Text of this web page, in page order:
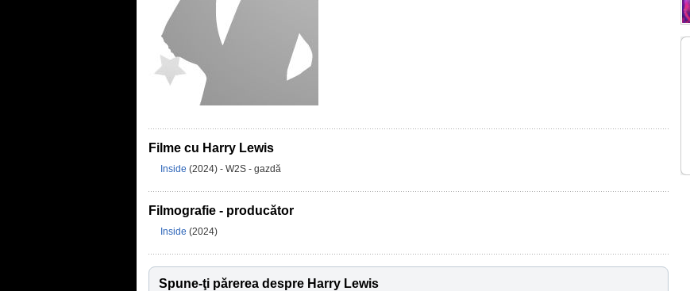
Filme cu Harry Lewis
Inside (2024) - W2S - gazdă
Filmografie - producător
Inside (2024)
Spune-ţi părerea despre Harry Lewis